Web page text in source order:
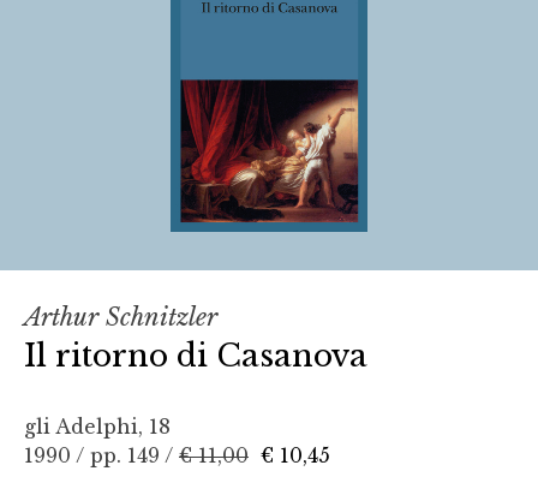
Arthur Schnitzler
Il ritorno di Casanova
gli Adelphi, 18
1990 / pp. 149 / € 11,00 € 10,45